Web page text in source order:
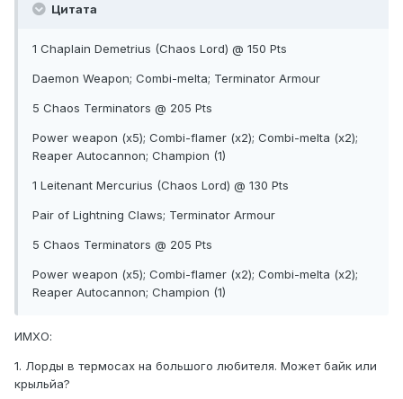
Цитата
1 Chaplain Demetrius (Chaos Lord) @ 150 Pts
Daemon Weapon; Combi-melta; Terminator Armour
5 Chaos Terminators @ 205 Pts
Power weapon (x5); Combi-flamer (x2); Combi-melta (x2);
Reaper Autocannon; Champion (1)
1 Leitenant Mercurius (Chaos Lord) @ 130 Pts
Pair of Lightning Claws; Terminator Armour
5 Chaos Terminators @ 205 Pts
Power weapon (x5); Combi-flamer (x2); Combi-melta (x2);
Reaper Autocannon; Champion (1)
ИМХО:
1. Лорды в термосах на большого любителя. Может байк или
крыльйа?